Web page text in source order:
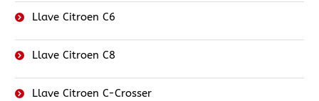
Llave Citroen C6
Llave Citroen C8
Llave Citroen C-Crosser